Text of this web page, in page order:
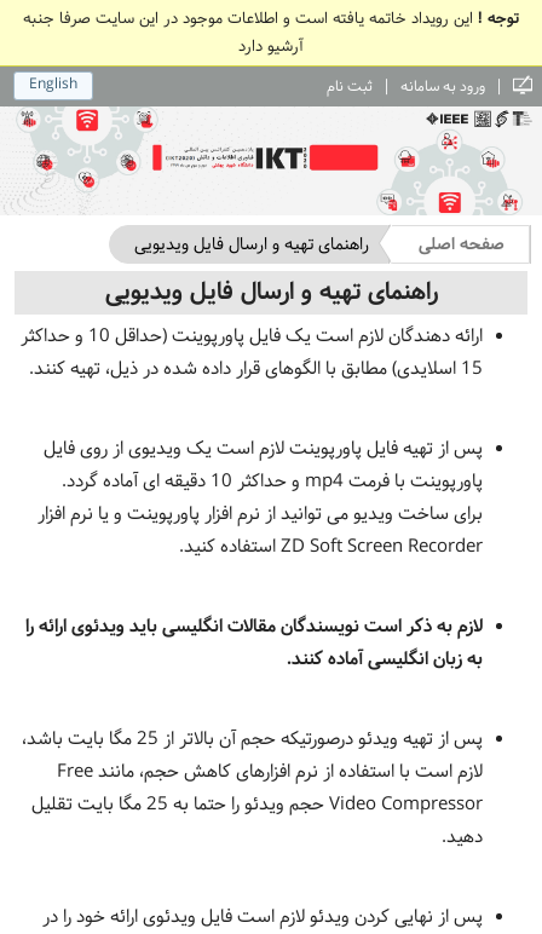
توجه ! این رویداد خاتمه یافته است و اطلاعات موجود در این سایت صرفا جنبه
آرشیو دارد
| ورود به سامانه | ثبت نام English
صفحه اصلی راهنمای تهیه و ارسال فایل ویدیویی
راهنمای تهیه و ارسال فایل ویدیویی
ارائه دهندگان لازم است یک فایل پاورپوینت (حداقل 10 و حداکثر
15 اسلایدی) مطابق با الگوهای قرار داده شده در ذیل، تهیه کنند.
پس از تهیه فایل پاورپوینت لازم است یک ویدیوی از روی فایل
پاورپوینت با فرمت mp4 و حداکثر 10 دقیقه ای آماده گردد.
برای ساخت ویدیو می توانید از نرم افزار پاورپوینت و یا نرم افزار
ZD Soft Screen Recorder استفاده کنید.
لازم به ذکر است نویسندگان مقالات انگلیسی باید ویدئوی ارائه را
به زبان انگلیسی آماده کنند.
پس از تهیه ویدئو درصورتیکه حجم آن بالاتر از 25 مگا بایت باشد،
لازم است با استفاده از نرم افزارهای کاهش حجم، مانند Free
Video Compressor حجم ویدئو را حتما به 25 مگا بایت تقلیل
دهید.
پس از نهایی کردن ویدئو لازم است فایل ویدئوی ارائه خود را در